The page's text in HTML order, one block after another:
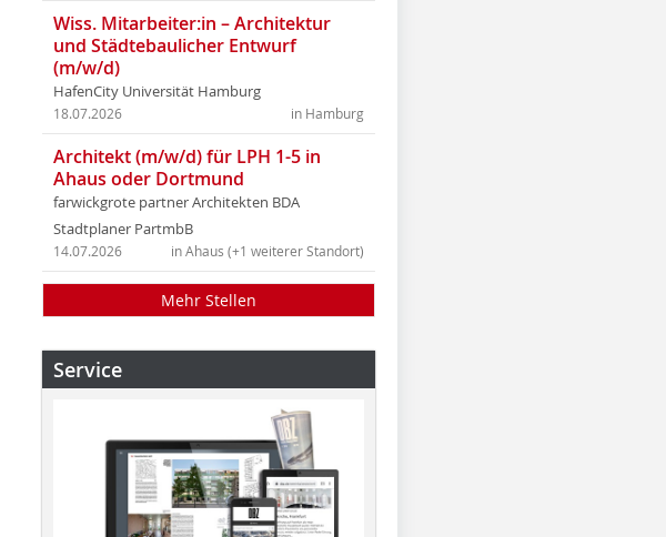
Wiss. Mitarbeiter:in – Architektur
und Städtebaulicher Entwurf
(m/w/d)
HafenCity Universität Hamburg
in Hamburg
18.07.2026
Architekt (m/w/d) für LPH 1-5 in
Ahaus oder Dortmund
farwickgrote partner Architekten BDA
Stadtplaner PartmbB
in Ahaus (+1 weiterer Standort)
14.07.2026
Mehr Stellen
Service